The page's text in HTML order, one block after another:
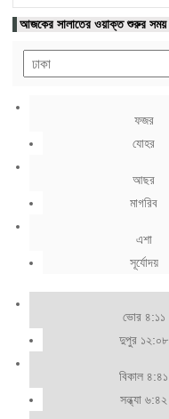
আজকের সালাতের ওয়াক্ত শুরুর সময়
ফজর
যোহর
আছর
মাগরিব
এশা
সূর্যোদয়
ভোর ৪:১১
দুপুর ১২:০৮
বিকাল ৪:৪১
সন্ধ্যা ৬:৪২